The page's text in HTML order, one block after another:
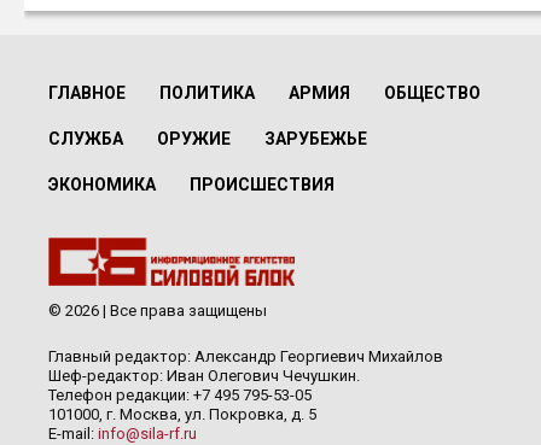
ГЛАВНОЕ ПОЛИТИКА АРМИЯ ОБЩЕСТВО
СЛУЖБА ОРУЖИЕ ЗАРУБЕЖЬЕ
ЭКОНОМИКА ПРОИСШЕСТВИЯ
© 2026 | Все права защищены
Главный редактор: Александр Георгиевич Михайлов
Шеф-редактор: Иван Олегович Чечушкин.
Телефон редакции: +7 495 795-53-05
101000, г. Москва, ул. Покровка, д. 5
E-mail: info@sila-rf.ru